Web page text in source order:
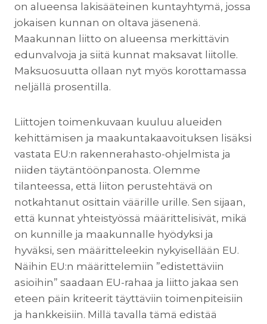
on alueensa lakisääteinen kuntayhtymä, jossa
jokaisen kunnan on oltava jäsenenä.
Maakunnan liitto on alueensa merkittävin
edunvalvoja ja siitä kunnat maksavat liitolle.
Maksuosuutta ollaan nyt myös korottamassa
neljällä prosentilla.
Liittojen toimenkuvaan kuuluu alueiden
kehittämisen ja maakuntakaavoituksen lisäksi
vastata EU:n rakennerahasto-ohjelmista ja
niiden täytäntöönpanosta. Olemme
tilanteessa, että liiton perustehtävä on
notkahtanut osittain väärille urille. Sen sijaan,
että kunnat yhteistyössä määrittelisivät, mikä
on kunnille ja maakunnalle hyödyksi ja
hyväksi, sen määritteleekin nykyisellään EU.
Näihin EU:n määrittelemiin ”edistettäviin
asioihin” saadaan EU-rahaa ja liitto jakaa sen
eteen päin kriteerit täyttäviin toimenpiteisiin
ja hankkeisiin. Millä tavalla tämä edistää